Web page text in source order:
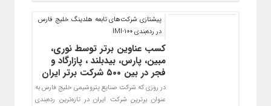
پیشتازی شرکت‌های تابعه هلدینگ خلیج فارس
در رده‌بندی IMI-100
کسب عناوین برتر توسط نوری،
مبین، پارس، بیدبلند ، پازارگاد و
فجر در بین ۵۰۰ شرکت برتر ایران
در روزی که شرکت صنایع پتروشیمی خلیج فارس به
عنوان برترین شرکت ایران در تازه‌ترین رده‌بندی